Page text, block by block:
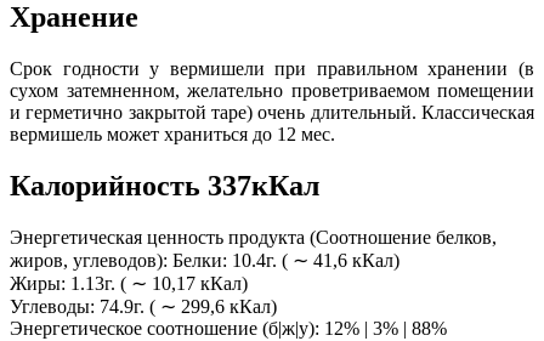
Хранение
Срок годности у вермишели при правильном хранении (в
сухом затемненном, желательно проветриваемом помещении
и герметично закрытой таре) очень длительный. Классическая
вермишель может храниться до 12 мес.
Калорийность 337кКал
Энергетическая ценность продукта (Соотношение белков,
жиров, углеводов): Белки: 10.4г. ( ∼ 41,6 кКал)
Жиры: 1.13г. ( ∼ 10,17 кКал)
Углеводы: 74.9г. ( ∼ 299,6 кКал)
Энергетическое соотношение (б|ж|у): 12% | 3% | 88%